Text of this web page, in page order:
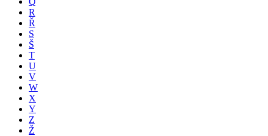
R
Ř
S
Š
T
U
V
W
X
Y
Z
Ž